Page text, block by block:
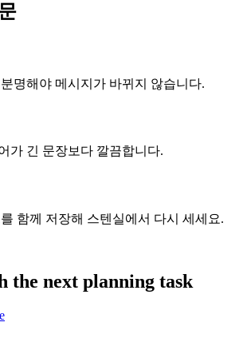
명해야 메시지가 바뀌지 않습니다.
가 긴 문장보다 깔끔합니다.
함께 저장해 스텐실에서 다시 세세요.
the next planning task